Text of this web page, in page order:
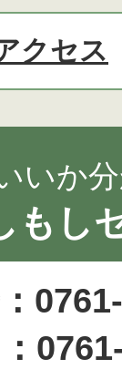
クセス
いか
もし